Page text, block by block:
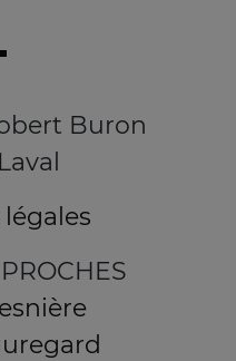
Buron